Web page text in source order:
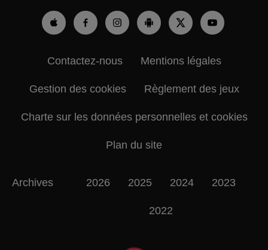
Contactez-nous Mentions légales
Gestion des cookies Règlement des jeux
Charte sur les données personnelles et cookies
Plan du site
Archives 2026 2025 2024 2023
2022